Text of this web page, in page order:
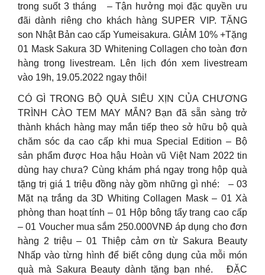
trong suốt 3 tháng – Tận hưởng mọi đặc quyền ưu
đãi dành riêng cho khách hàng SUPER VIP. TẶNG
son Nhật Bản cao cấp Yumeisakura. GIẢM 10% +Tặng
01 Mask Sakura 3D Whitening Collagen cho toàn đơn
hàng trong livestream. Lên lịch đón xem livestream
vào 19h, 19.05.2022 ngay thôi!
CÓ GÌ TRONG BỘ QUÀ SIÊU XỊN CỦA CHƯƠNG
TRÌNH CÀO TEM MAY MẮN? Bạn đã sẵn sàng trở
thành khách hàng may mắn tiếp theo sở hữu bộ quà
chăm sóc da cao cấp khi mua Special Edition – Bộ
sản phẩm được Hoa hậu Hoàn vũ Việt Nam 2022 tin
dùng hay chưa? Cùng khám phá ngay trong hộp quà
tặng trị giá 1 triệu đồng này gồm những gì nhé: – 03
Mặt nạ trắng da 3D Whiting Collagen Mask – 01 Xà
phòng than hoạt tính – 01 Hộp bông tẩy trang cao cấp
– 01 Voucher mua sắm 250.000VNĐ áp dụng cho đơn
hàng 2 triệu – 01 Thiệp cảm ơn từ Sakura Beauty
Nhấp vào từng hình để biết công dụng của mỗi món
quà mà Sakura Beauty dành tặng bạn nhé. ĐẶC